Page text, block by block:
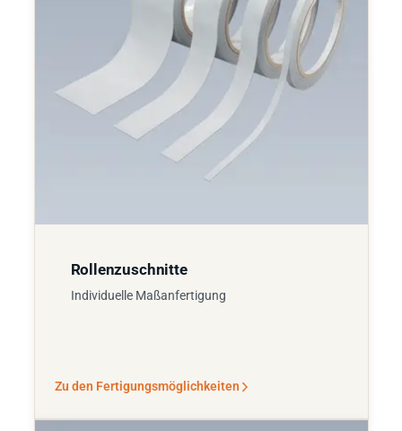
Rollenzuschnitte
Individuelle Maßanfertigung
Zu den Fertigungsmöglichkeiten